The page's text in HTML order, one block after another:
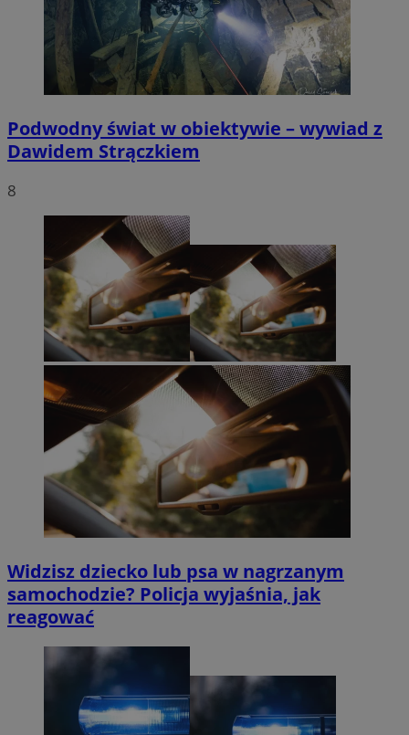
Podwodny świat w obiektywie – wywiad z
Dawidem Strączkiem
8
Widzisz dziecko lub psa w nagrzanym
samochodzie? Policja wyjaśnia, jak
reagować